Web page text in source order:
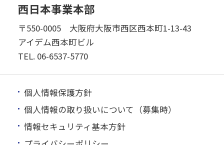
西日本事業本部
〒550-0005 大阪府大阪市西区西本町1-13-43
アイデム西本町ビル
TEL. 06-6537-5770
個人情報保護方針
個人情報の取り扱いについて（募集時）
情報セキュリティ基本方針